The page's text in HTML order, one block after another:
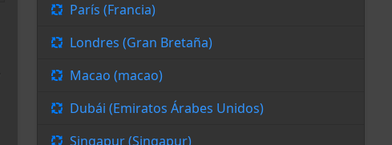
París (Francia)
Londres (Gran Bretaña)
Macao (macao)
Dubái (Emiratos Árabes Unidos)
Singapur (Singapur)